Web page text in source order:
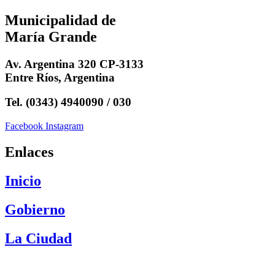
Municipalidad de
María Grande
Av. Argentina 320 CP-3133
Entre Ríos, Argentina
Tel. (0343) 4940090 / 030
Facebook Instagram
Enlaces
Inicio
Gobierno
La Ciudad